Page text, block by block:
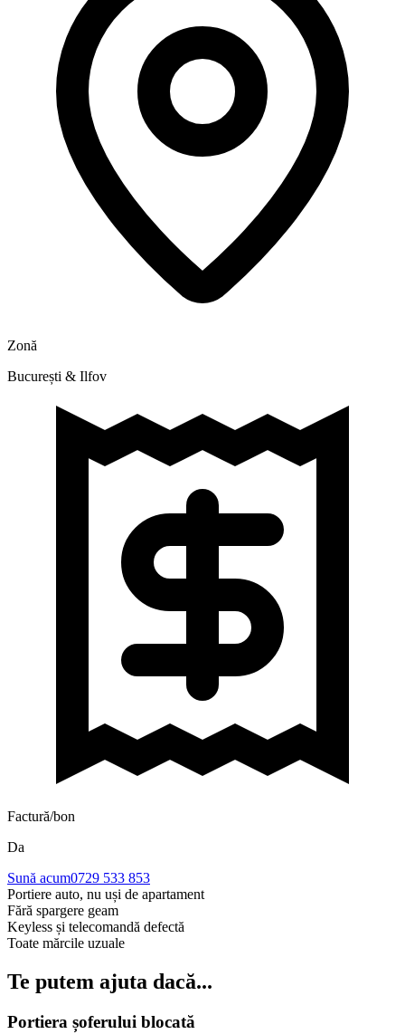
Zonă
București & Ilfov
Factură/bon
Da
Sună acum0729 533 853
Portiere auto, nu uși de apartament
Fără spargere geam
Keyless și telecomandă defectă
Toate mărcile uzuale
Te putem ajuta dacă...
Portiera șoferului blocată